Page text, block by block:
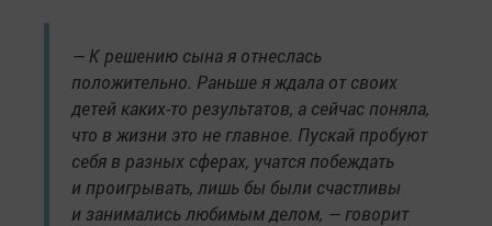
— К решению сына я отнеслась
положительно. Раньше я ждала от своих
детей каких-то результатов, а сейчас поняла,
что в жизни это не главное. Пускай пробуют
себя в разных сферах, учатся побеждать
и проигрывать, лишь бы были счастливы
и занимались любимым делом, — говорит